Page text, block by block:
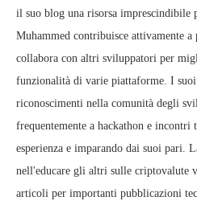
il suo blog una risorsa imprescindibile
Muhammed contribuisce attivamente
collabora con altri sviluppatori per
funzionalità di varie piattaforme. I
riconoscimenti nella comunità degli
frequentemente a hackathon e
esperienza e imparando dai suoi pari.
nell'educare gli altri sulle criptovalute
articoli per importanti pubblicazioni